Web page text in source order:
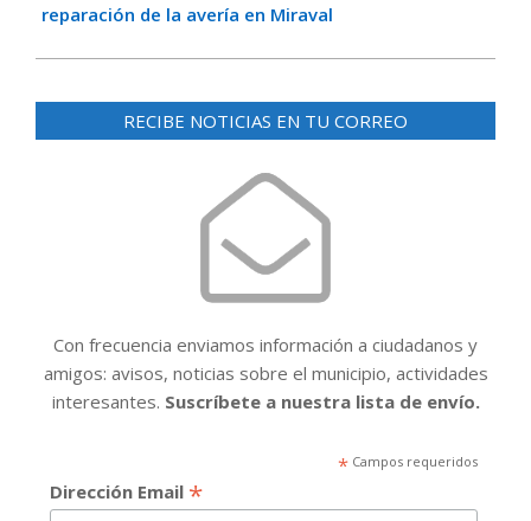
reparación de la avería en Miraval
RECIBE NOTICIAS EN TU CORREO
Con frecuencia enviamos información a ciudadanos y
amigos: avisos, noticias sobre el municipio, actividades
interesantes. Suscríbete a nuestra lista de envío.
*Campos requeridos
Dirección Email *